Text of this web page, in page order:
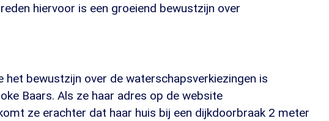
hiervoor is een groeiend bewustzijn over
het bewustzijn over de waterschapsverkiezingen is
Baars. Als ze haar adres op de website
ze erachter dat haar huis bij een dijkdoorbraak 2 meter